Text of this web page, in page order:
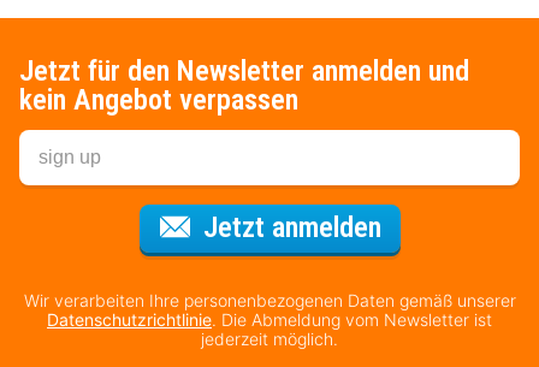
Jetzt für den Newsletter anmelden und
kein Angebot verpassen
Jetzt anmeldenFür den
Wir verarbeiten Ihre personenbezogenen Daten gemäß unserer
Datenschutzrichtlinie. Die Abmeldung vom Newsletter ist
jederzeit möglich.